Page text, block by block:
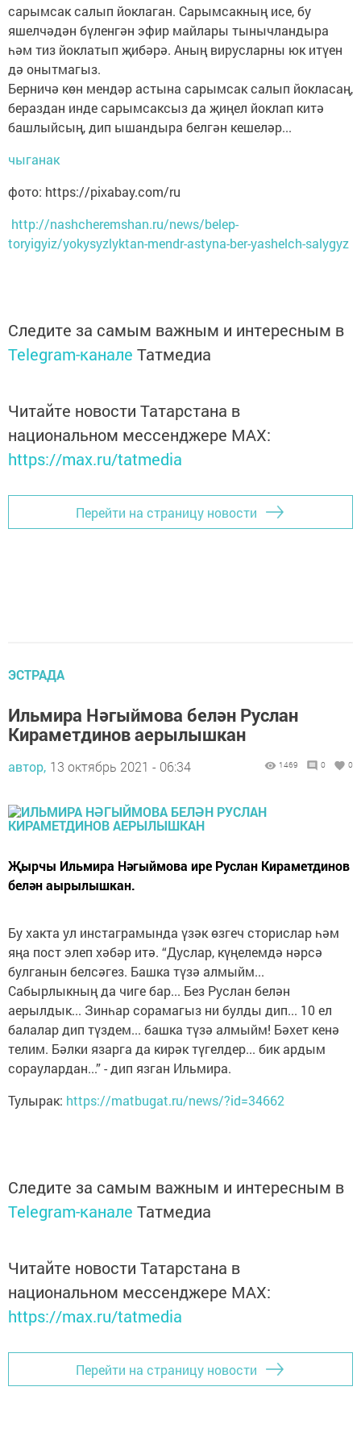
сарымсак салып йоклаган. Сарымсакның исе, бу
яшелчәдән бүленгән эфир майлары тынычландыра
һәм тиз йоклатып җибәрә. Аның вирусларны юк итүен
дә онытмагыз.
Берничә көн мендәр астына сарымсак салып йокласаң,
бераздан инде сарымсаксыз да җиңел йоклап китә
башлыйсың, дип ышандыра белгән кешеләр...
чыганак
фото: https://pixabay.com/ru
http://nashcheremshan.ru/news/belep-
toryigyiz/yokysyzlyktan-mendr-astyna-ber-yashelch-salygyz
Следите за самым важным и интересным в
Telegram-канале Татмедиа
Читайте новости Татарстана в
национальном мессенджере MАХ:
https://max.ru/tatmedia
Перейти на страницу новости
ЭСТРАДА
Ильмира Нәгыймова белән Руслан
Кираметдинов аерылышкан
автор, 13 октябрь 2021 - 06:34 1469 0 0
Җырчы Ильмира Нәгыймова ире Руслан Кираметдинов
белән аырылышкан.
Бу хакта ул инстаграмында үзәк өзгеч сторислар һәм
яңа пост элеп хәбәр итә. “Дуслар, күңелемдә нәрсә
булганын белсәгез. Башка түзә алмыйм...
Сабырлыкның да чиге бар... Без Руслан белән
аерылдык... Зинһар сорамагыз ни булды дип... 10 ел
балалар дип түздем... башка түзә алмыйм! Бәхет кенә
телим. Бәлки язарга да кирәк түгелдер... бик ардым
сораулардан...” - дип язган Ильмира.
Тулырак: https://matbugat.ru/news/?id=34662
Следите за самым важным и интересным в
Telegram-канале Татмедиа
Читайте новости Татарстана в
национальном мессенджере MАХ:
https://max.ru/tatmedia
Перейти на страницу новости